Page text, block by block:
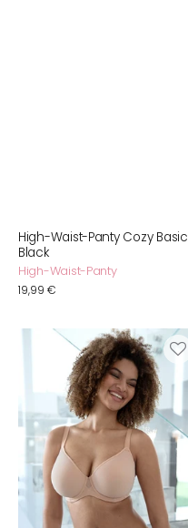
High-Waist-Panty Cozy Basic
Black
High-Waist-Panty
Normaler
19,99 €
Cappuccino